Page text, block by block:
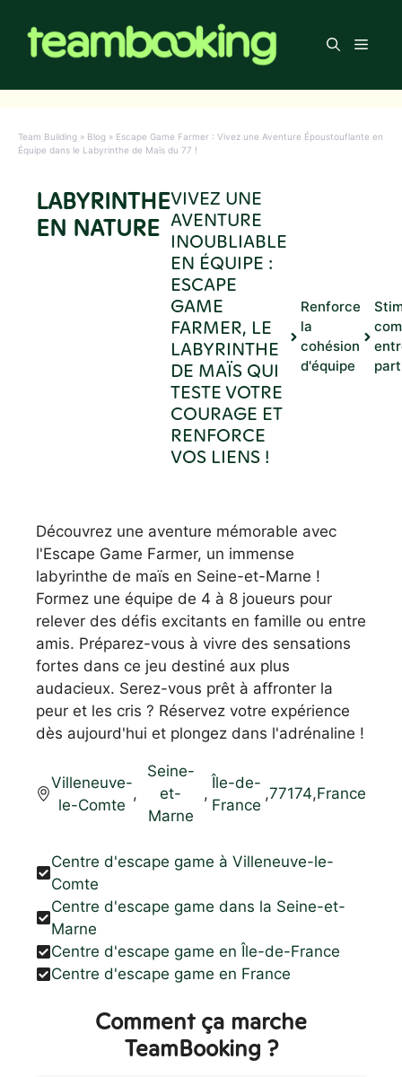
contenu
Menu
Team Building » Blog » Escape Game Farmer : Vivez une Aventure Époustouflante en
Équipe dans le Labyrinthe de Maïs du 77 !
LABYRINTHE
EN NATURE
VIVEZ UNE
AVENTURE
INOUBLIABLE
EN ÉQUIPE :
ESCAPE
GAME
FARMER, LE
LABYRINTHE
DE MAÏS QUI
TESTE VOTRE
COURAGE ET
RENFORCE
VOS LIENS !
Renforce
la
cohésion
d'équipe
Découvrez une aventure mémorable avec
l'Escape Game Farmer, un immense
labyrinthe de maïs en Seine-et-Marne !
Formez une équipe de 4 à 8 joueurs pour
relever des défis excitants en famille ou entre
amis. Préparez-vous à vivre des sensations
fortes dans ce jeu destiné aux plus
audacieux. Serez-vous prêt à affronter la
peur et les cris ? Réservez votre expérience
dès aujourd'hui et plongez dans l'adrénaline !
Villeneuve-
le-Comte
,
Seine-
et-
Marne
,
Île-de-
France
,77174,France
Centre d'escape game à Villeneuve-le-
Comte
Centre d'escape game dans la Seine-et-
Marne
Centre d'escape game en Île-de-France
Centre d'escape game en France
Comment ça marche
TeamBooking ?